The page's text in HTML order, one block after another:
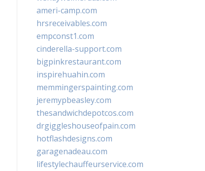
ameri-camp.com
hrsreceivables.com
empconst1.com
cinderella-support.com
bigpinkrestaurant.com
inspirehuahin.com
memmingerspainting.com
jeremypbeasley.com
thesandwichdepotcos.com
drgiggleshouseofpain.com
hotflashdesigns.com
garagenadeau.com
lifestylechauffeurservice.com